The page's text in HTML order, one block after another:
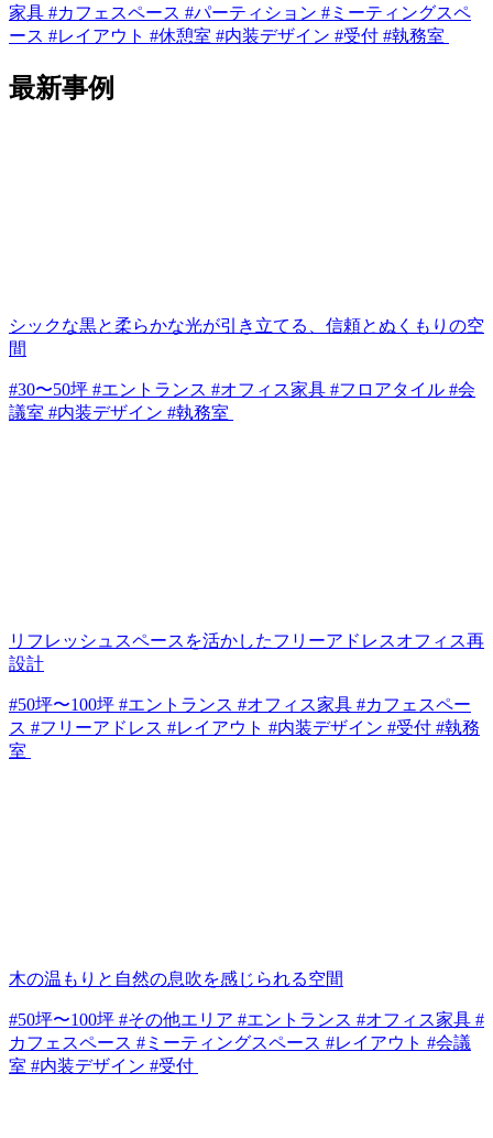
家具 #カフェスペース #パーティション #ミーティングスペ
ース #レイアウト #休憩室 #内装デザイン #受付 #執務室
最新事例
シックな黒と柔らかな光が引き立てる、信頼とぬくもりの空
間
#30〜50坪 #エントランス #オフィス家具 #フロアタイル #会
議室 #内装デザイン #執務室
リフレッシュスペースを活かしたフリーアドレスオフィス再
設計
#50坪〜100坪 #エントランス #オフィス家具 #カフェスペー
ス #フリーアドレス #レイアウト #内装デザイン #受付 #執務
室
木の温もりと自然の息吹を感じられる空間
#50坪〜100坪 #その他エリア #エントランス #オフィス家具 #
カフェスペース #ミーティングスペース #レイアウト #会議
室 #内装デザイン #受付